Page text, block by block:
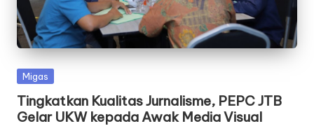
Posted
Migas
Tingkatkan Kualitas Jurnalisme, PEPC JTB
Gelar UKW kepada Awak Media Visual